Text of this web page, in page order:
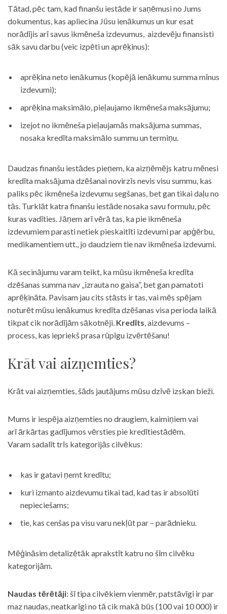
Tātad, pēc tam, kad finanšu iestāde ir saņēmusi no Jums
dokumentus, kas apliecina Jūsu ienākumus un kur esat
norādījis arī savus ikmēneša izdevumus, aizdevēju finansisti
sāk savu darbu (veic izpēti un aprēķinus):
aprēķina neto ienākumus (kopējā ienākumu summa mīnus
izdevumi);
aprēķina maksimālo, pieļaujamo ikmēneša maksājumu;
izejot no ikmēneša pieļaujamās maksājuma summas,
nosaka kredīta maksimālo summu un termiņu.
Daudzas finanšu iestādes pieņem, ka aizņēmējs katru mēnesi
kredīta maksājuma dzēšanai novirzīs nevis visu summu, kas
paliks pēc ikmēneša izdevumu segšanas, bet gan tikai daļu no
tās. Turklāt katra finanšu iestāde nosaka savu formulu, pēc
kuras vadīties. Jāņem arī vērā tas, ka pie ikmēneša
izdevumiem parasti netiek pieskaitīti izdevumi par apģērbu,
medikamentiem utt., jo daudziem tie nav ikmēneša izdevumi.
Kā secinājumu varam teikt, ka mūsu ikmēneša kredīta
dzēšanas summa nav „izrauta no gaisa”, bet gan pamatoti
aprēķināta. Pavisam jau cits stāsts ir tas, vai mēs spējam
noturēt mūsu ienākumus kredīta dzēšanas visa perioda laikā
tikpat cik norādījām sākotnēji. Kredīts, aizdevums –
process, kas iepriekš prasa rūpīgu izvērtēšanu!
Krāt vai aizņemties?
Krāt vai aizņemties, šāds jautājums mūsu dzīvē izskan bieži.
Mums ir iespēja aizņemties no draugiem, kaimiņiem vai
arī ārkārtas gadījumos vērsties pie kredītiestādēm.
Varam sadalīt trīs kategorijās cilvēkus:
kas ir gatavi ņemt kredītu;
kuri izmanto aizdevumu tikai tad, kad tas ir absolūti
nepieciešams;
tie, kas cenšas pa visu varu nekļūt par – parādnieku.
Mēģināsim detalizētāk aprakstīt katru no šīm cilvēku
kategorijām.
Naudas tērētāji: šī tipa cilvēkiem vienmēr, patstāvīgi ir par
maz naudas, neatkarīgi no tā cik makā būs (100 vai 10 000) ir